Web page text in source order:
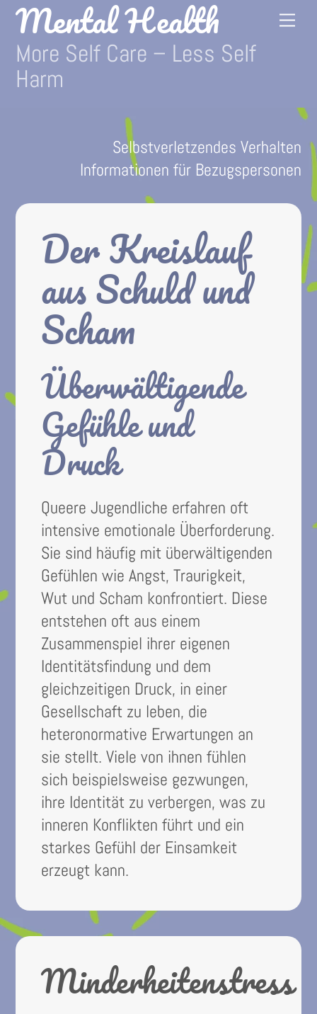
Skip
content
Mental Health
More Self Care – Less Self
Harm
Selbstverletzendes Verhalten
Informationen für Bezugspersonen
Der Kreislauf
aus Schuld und
Scham
Überwältigende
Gefühle und
Druck
Queere Jugendliche erfahren oft
intensive emotionale Überforderung.
Sie sind häufig mit überwältigenden
Gefühlen wie Angst, Traurigkeit,
Wut und Scham konfrontiert. Diese
entstehen oft aus einem
Zusammenspiel ihrer eigenen
Identitätsfindung und dem
gleichzeitigen Druck, in einer
Gesellschaft zu leben, die
heteronormative Erwartungen an
sie stellt. Viele von ihnen fühlen
sich beispielsweise gezwungen,
ihre Identität zu verbergen, was zu
inneren Konflikten führt und ein
starkes Gefühl der Einsamkeit
erzeugt kann.
Minderheitenstress